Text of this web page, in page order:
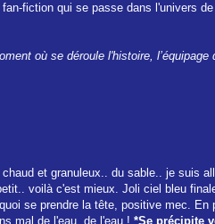
fiction qui se passe dans l'univers
où se déroule l'histoire,
et granuleux.. du sable.. je suis
voilà c'est mieux. Joli ciel bleu
se prendre la tête, positive mec.
mal de l'eau, de l'eau ! *Se précipite